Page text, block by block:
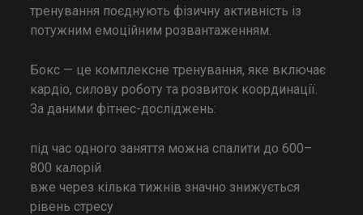
тренування поєднують фізичну активність із
потужним емоційним розвантаженням.
Бокс — це комплексне тренування, яке включає
кардіо, силову роботу та розвиток координації.
За даними фітнес-досліджень:
під час одного заняття можна спалити до 600–
800 калорій
вже через кілька тижнів значно знижується
рівень стресу